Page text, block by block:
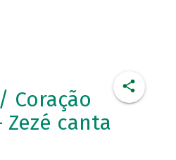
/ Coração
Zezé canta